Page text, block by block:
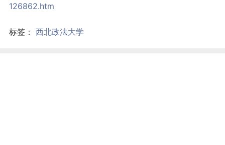
126862.htm
标签： 西北政法大学